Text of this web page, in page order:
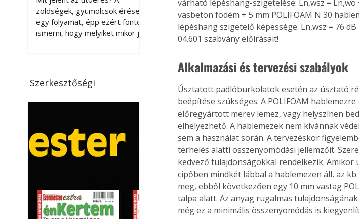
után?
zöldségek, gyümölcsök érése
egy folyamat, épp ezért fontos
ismerni, hogy melyiket mikor jó
paradicsomot sokszor
gazdasági érettségben, azaz
Utóérik eközben, de nem lesz
olyan ízű, mint amit a saját
kertünkben, biológiai
tárolható h
Szerkesztőségi
várható lépéshang-szigetelése: Ln,wsz = Ln,wo
vasbeton födém + 5 mm POLIFOAM N 30
lépéshang szigetelő képessége: Ln,wsz = 76
04.601 szabvány előírásait!
Alkalmazási és tervezési szabályok
Úsztatott padlóburkolatok esetén az úsztató
beépítése szükséges. A POLIFOAM
előregyártott merev lemez, vagy helyszínen
elhelyezhető. A hablemezek nem kívánnak
sem a használat során. A tervezéskor
terhelés alatti összenyomódási jellemzőit.
kedvező tulajdonságokkal rendelkezik. Amikor
cipőben mindkét lábbal a hablemezen áll, az
meg, ebből következően egy 10 mm vastag
talpa alatt. Az anyag rugalmas
még ez a minimális összenyomódás is